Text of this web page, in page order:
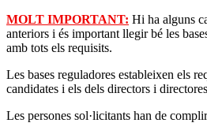
MOLT IMPORTANT: Hi ha alguns
anteriors i és important llegir bé les
amb tots els requisits.
Les bases reguladores estableixen els
candidates i els dels directors i
Les persones sol·licitants han de